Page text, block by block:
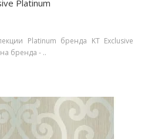
Platinum
Platinum бренда KT Exclusive
бренда - ..